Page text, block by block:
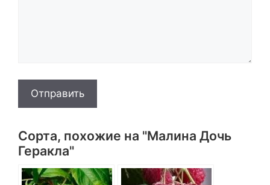
Отправить
Сорта, похожие на "Малина Дочь
Геракла"